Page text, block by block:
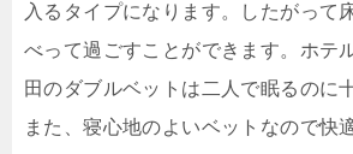
入るタイプになります。したがって
べって過ごすことができます。ホテ
田のダブルベットは二人で眠るのに
また、寝心地のよいベットなので快